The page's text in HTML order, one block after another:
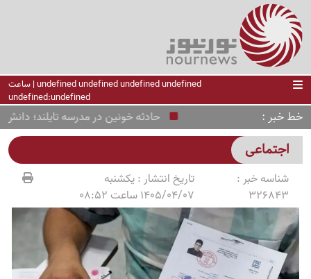
undefined undefined undefined undefined | ساعت
undefined:undefined
خط خبر حادثه خونین در مدرسه تایلند؛
اجتماعی
شناسه خبر :
326843
تاریخ انتشار :یکشنبه
1405/04/07 ساعت 08:52